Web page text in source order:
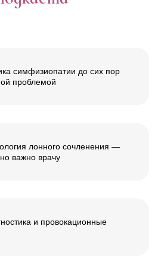
симфизиопатии до сих пор
проблемой
лонного сочленения —
важно врачу
и провокационные